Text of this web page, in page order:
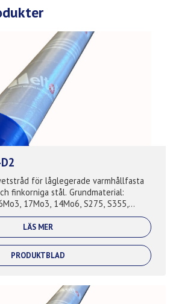
för låglegerade varmhållfasta
stål. Grundmaterial:
17Mo3, 14Mo6, S275, S355,
A516,...
LÄS MER
PRODUKTBLAD